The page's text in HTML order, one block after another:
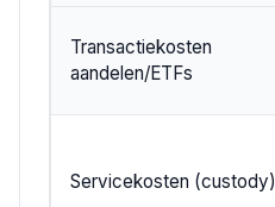
Transactiekosten
aandelen/ETFs
Servicekosten (custody)